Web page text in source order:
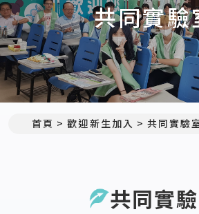
共同實驗
首頁 歡迎新生加入 共同實驗
共同實